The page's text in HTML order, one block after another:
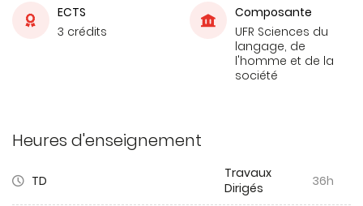
ECTS
3 crédits
Composante
UFR Sciences du
langage, de
l'homme et de la
société
Heures d'enseignement
TD
Travaux
Dirigés
36h